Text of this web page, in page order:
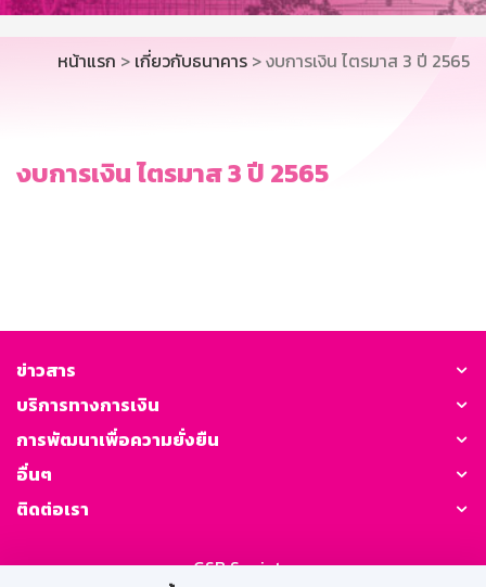
บริการออนไลน์
TH
EN
หน้าแรก > เกี่ยวกับธนาคาร > งบการเงิน ไตรมาส 3 ปี 2565
งบการเงิน ไตรมาส 3 ปี 2565
ข่าวสาร
บริการทางการเงิน
การพัฒนาเพื่อความยั่งยืน
อื่นๆ
ติดต่อเรา
GSB Society: